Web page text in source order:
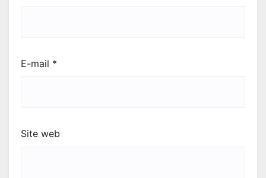
E-mail *
Site web